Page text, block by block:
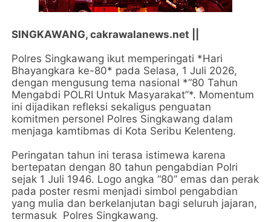
SINGKAWANG, cakrawalanews.net ||
Polres Singkawang ikut memperingati *Hari
Bhayangkara ke-80* pada Selasa, 1 Juli 2026,
dengan mengusung tema nasional *“80 Tahun
Mengabdi POLRI Untuk Masyarakat”*. Momentum
ini dijadikan refleksi sekaligus penguatan
komitmen personel Polres Singkawang dalam
menjaga kamtibmas di Kota Seribu Kelenteng.
Peringatan tahun ini terasa istimewa karena
bertepatan dengan 80 tahun pengabdian Polri
sejak 1 Juli 1946. Logo angka “80” emas dan perak
pada poster resmi menjadi simbol pengabdian
yang mulia dan berkelanjutan bagi seluruh jajaran,
termasuk Polres Singkawang.